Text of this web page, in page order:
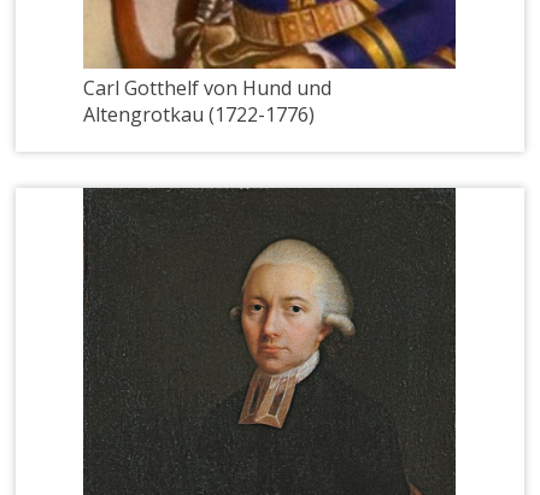
Carl Gotthelf von Hund und
Altengrotkau (1722-1776)